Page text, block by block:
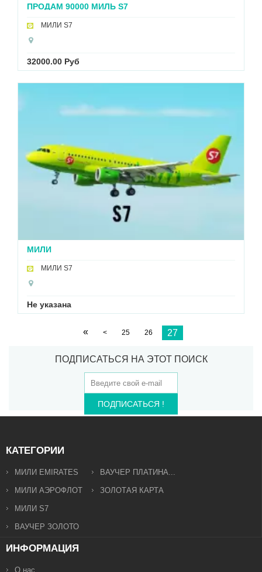
ПРОДАМ 90000 МИЛЬ S7
МИЛИ S7
32000.00 Руб
МИЛИ
МИЛИ S7
Не указана
« < 25 26 27
ПОДПИСАТЬСЯ НА ЭТОТ ПОИСК
ПОДПИСАТЬСЯ !
КАТЕГОРИИ
МИЛИ EMIRATES
МИЛИ АЭРОФЛОТ
МИЛИ S7
ВАУЧЕР ЗОЛОТО
ВАУЧЕР ПЛАТИНА...
ЗОЛОТАЯ КАРТА
ИНФОРМАЦИЯ
О нас